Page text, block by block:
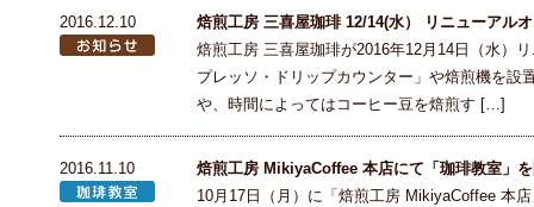
2016.12.10
焙煎工房 三喜屋珈琲 12/14(水） リニューアル
焙煎工房 三喜屋珈琲が2016年12月14日（水）
プレッソ・ドリップカウンター」や焙煎機を設
や、時間によってはコーヒー豆を焙煎す […]
2016.11.10
焙煎工房 MikiyaCoffee 本店にて「珈琲教室」
10月17日（月）に「焙煎工房 MikiyaCoffee 本